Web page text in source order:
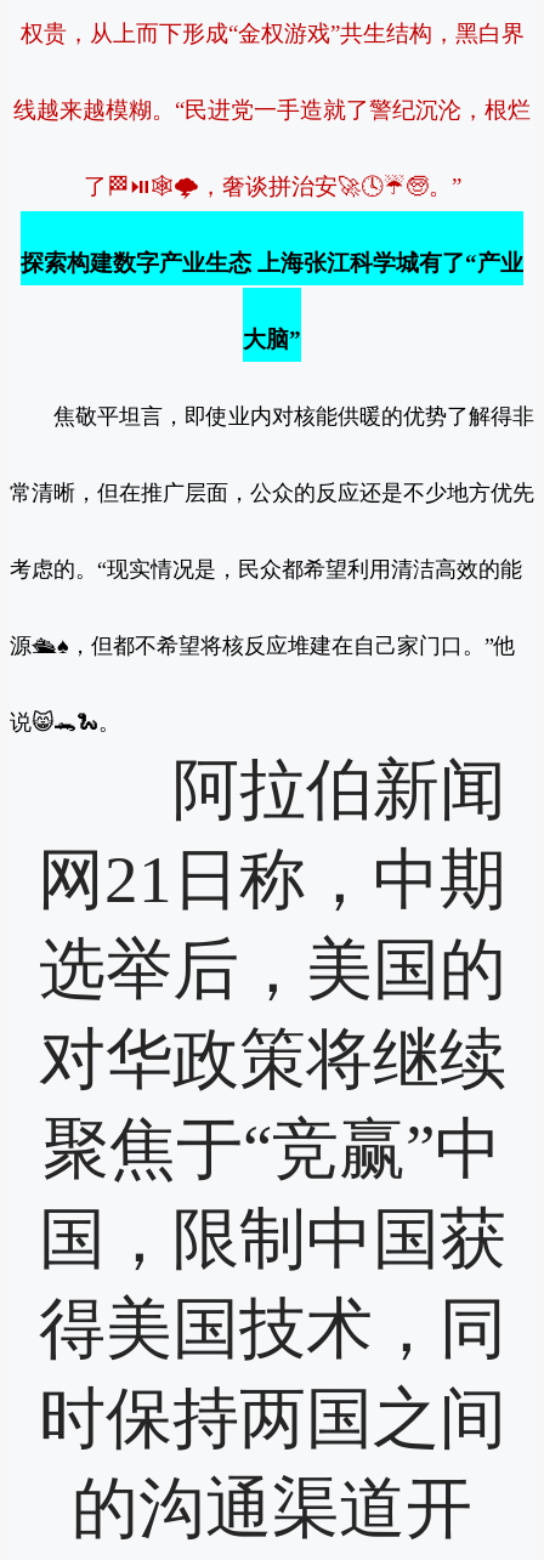
权贵，从上而下形成“金权游戏”共生结构，黑白界
线越来越模糊。“民进党一手造就了警纪沉沦，根烂
了🏁⏯🕸🌩，奢谈拼治安🚀🕓☔🧓。”
探索构建数字产业生态 上海张江科学城有了“产业
大脑”
焦敬平坦言，即使业内对核能供暖的优势了解得非
常清晰，但在推广层面，公众的反应还是不少地方优先
考虑的。“现实情况是，民众都希望利用清洁高效的能
源🛳♠，但都不希望将核反应堆建在自己家门口。”他
说😸🐊🐍。
阿拉伯新闻
网21日称，中期
选举后，美国的
对华政策将继续
聚焦于“竞赢”中
国，限制中国获
得美国技术，同
时保持两国之间
的沟通渠道开